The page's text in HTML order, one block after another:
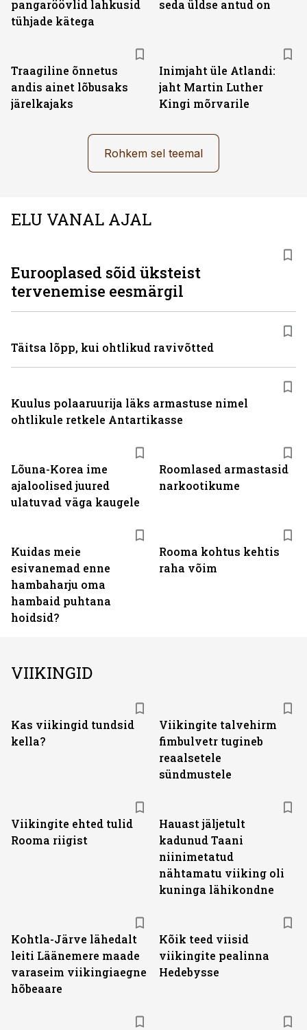
pangaröövlid lahkusid
tühjade kätega
seda üldse antud on
Traagiline õnnetus
andis ainet lõbusaks
järelkajaks
Inimjaht üle Atlandi:
jaht Martin Luther
Kingi mõrvarile
Rohkem sel teemal
ELU VANAL AJAL
Lõuna-Korea ime
ajaloolised juured
ulatuvad väga kaugele
Roomlased armastasid
narkootikume
Kuidas meie
esivanemad enne
hambaharju oma
hambaid puhtana
hoidsid?
Rooma kohtus kehtis
raha võim
Eurooplased sõid üksteist
tervenemise eesmärgil
Täitsa lõpp, kui ohtlikud ravivõtted
Kuulus polaaruurija läks armastuse nimel
ohtlikule retkele Antartikasse
VIIKINGID
Kas viikingid tundsid
kella?
Viikingite talvehirm
fimbulvetr tugineb
reaalsetele
sündmustele
Viikingite ehted tulid
Rooma riigist
Hauast jäljetult
kadunud Taani
niinimetatud
nähtamatu viiking oli
kuninga lähikondne
Kohtla-Järve lähedalt
leiti Läänemere maade
varaseim viikingiaegne
hõbeaare
Kõik teed viisid
viikingite pealinna
Hedebysse